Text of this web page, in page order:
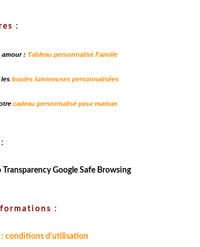
:
amour : Tableau personnalisé Famille
les boules lumineuses personnalisées
cadeau personnalisé pour maman
:
: conditions d'utilisation